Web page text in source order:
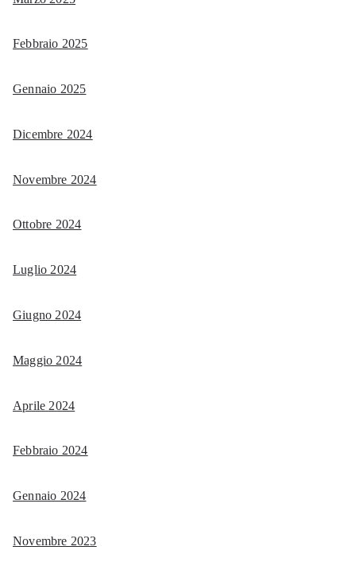
Febbraio 2025
Gennaio 2025
Dicembre 2024
Novembre 2024
Ottobre 2024
Luglio 2024
Giugno 2024
Maggio 2024
Aprile 2024
Febbraio 2024
Gennaio 2024
Novembre 2023